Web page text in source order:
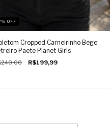
% OFF
Cropped Carneirinho Bege
Paete Planet Girls
R$199,99